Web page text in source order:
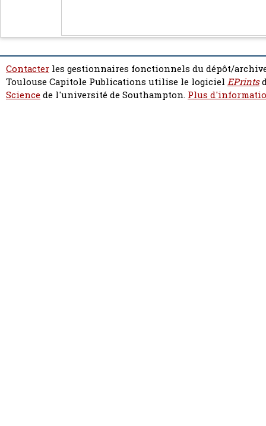
Contacter les gestionnaires fonctionnels du dépôt/
Toulouse Capitole Publications utilise le logiciel EPrints
Sciencede l'université de Southampton. Plus